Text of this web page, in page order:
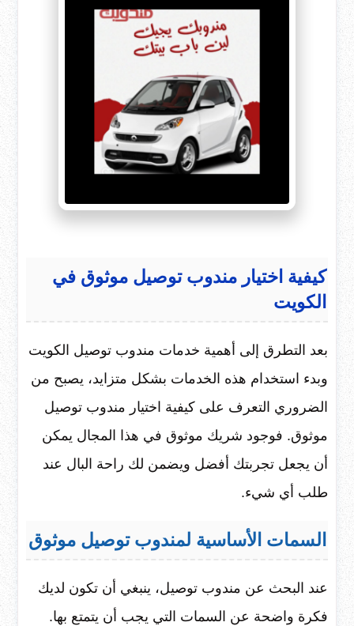
كيفية اختيار مندوب توصيل موثوق في
الكويت
بعد التطرق إلى أهمية خدمات مندوب توصيل الكويت
وبدء استخدام هذه الخدمات بشكل متزايد، يصبح من
الضروري التعرف على كيفية اختيار مندوب توصيل
موثوق. فوجود شريك موثوق في هذا المجال يمكن
أن يجعل تجربتك أفضل ويضمن لك راحة البال عند
طلب أي شيء.
السمات الأساسية لمندوب توصيل موثوق
عند البحث عن مندوب توصيل، ينبغي أن تكون لديك
فكرة واضحة عن السمات التي يجب أن يتمتع بها.